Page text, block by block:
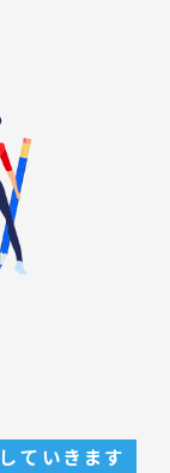
ていきます